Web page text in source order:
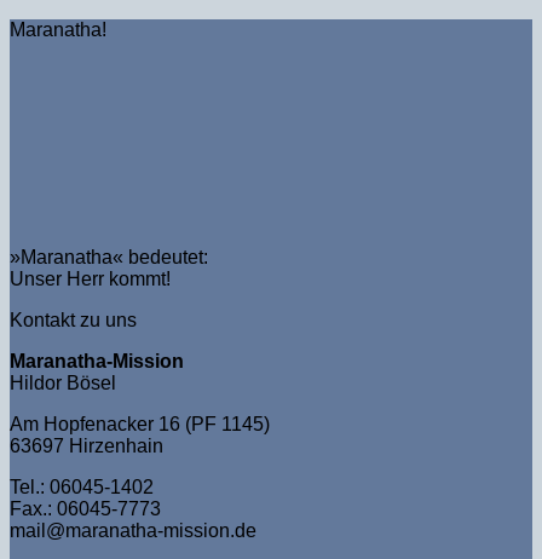
Maranatha!
»Maranatha« bedeutet:
Unser Herr kommt!
Kontakt zu uns
Maranatha-Mission
Hildor Bösel
Am Hopfenacker 16 (PF 1145)
63697 Hirzenhain
Tel.: 06045-1402
Fax.: 06045-7773
mail@maranatha-mission.de